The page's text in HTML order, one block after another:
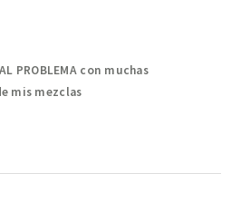
PROBLEMA con muchas
mis mezclas